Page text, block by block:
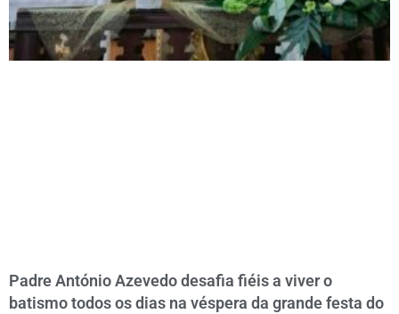
Padre António Azevedo desafia fiéis a viver o
batismo todos os dias na véspera da grande festa do